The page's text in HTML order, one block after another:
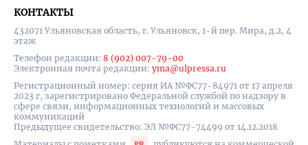
КОНТАКТЫ
432071 Ульяновская область, г. Ульяновск, 1-й пер. Мира, д.2, 4
этаж
Телефон редакции: 8 (902) 007-79-00
Электронная почта редакции: yma@ulpressa.ru
Регистрационный номер: серия ИА №ФС77-84971 от 17 апреля
2023 г, зарегистрировано Федеральной службой по надзору в
сфере связи, информационных технологий и массовых
коммуникаций
Предыдущее свидетельство: ЭЛ №ФС77-74499 от 14.12.2018